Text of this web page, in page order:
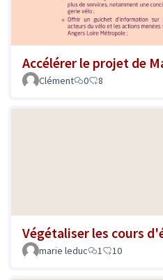
Accélérer le projet de
Clément
0 8
Végétaliser les cours
marie leduc
1 10